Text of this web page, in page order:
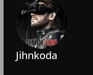
Jihnkoda